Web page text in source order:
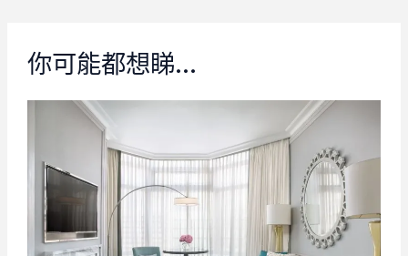
你可能都想睇…